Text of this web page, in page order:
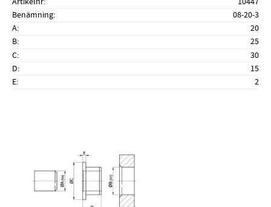
Benämning
08-20-3
A
20
B
25
C
30
D
15
E
2